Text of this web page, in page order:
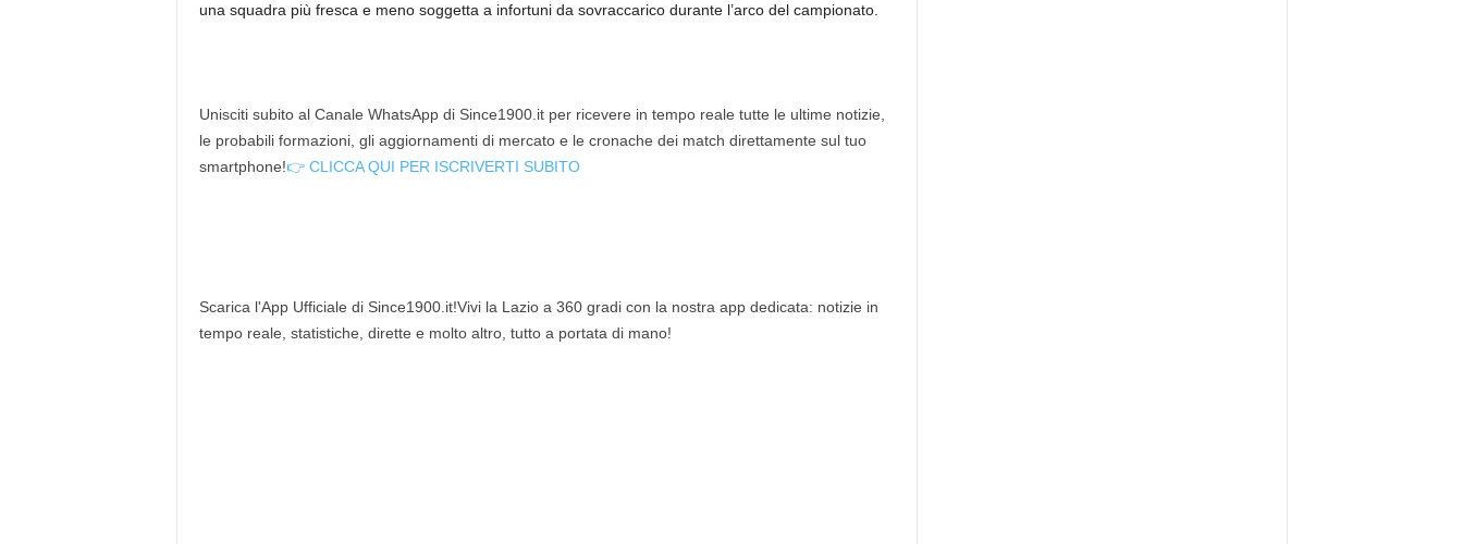
una squadra più fresca e meno soggetta a infortuni da sovraccarico durante l’arco del campionato.
Unisciti subito al Canale WhatsApp di Since1900.it per ricevere in tempo reale tutte le ultime notizie,
le probabili formazioni, gli aggiornamenti di mercato e le cronache dei match direttamente sul tuo
smartphone!👉 CLICCA QUI PER ISCRIVERTI SUBITO
Scarica l'App Ufficiale di Since1900.it!Vivi la Lazio a 360 gradi con la nostra app dedicata: notizie in
tempo reale, statistiche, dirette e molto altro, tutto a portata di mano!